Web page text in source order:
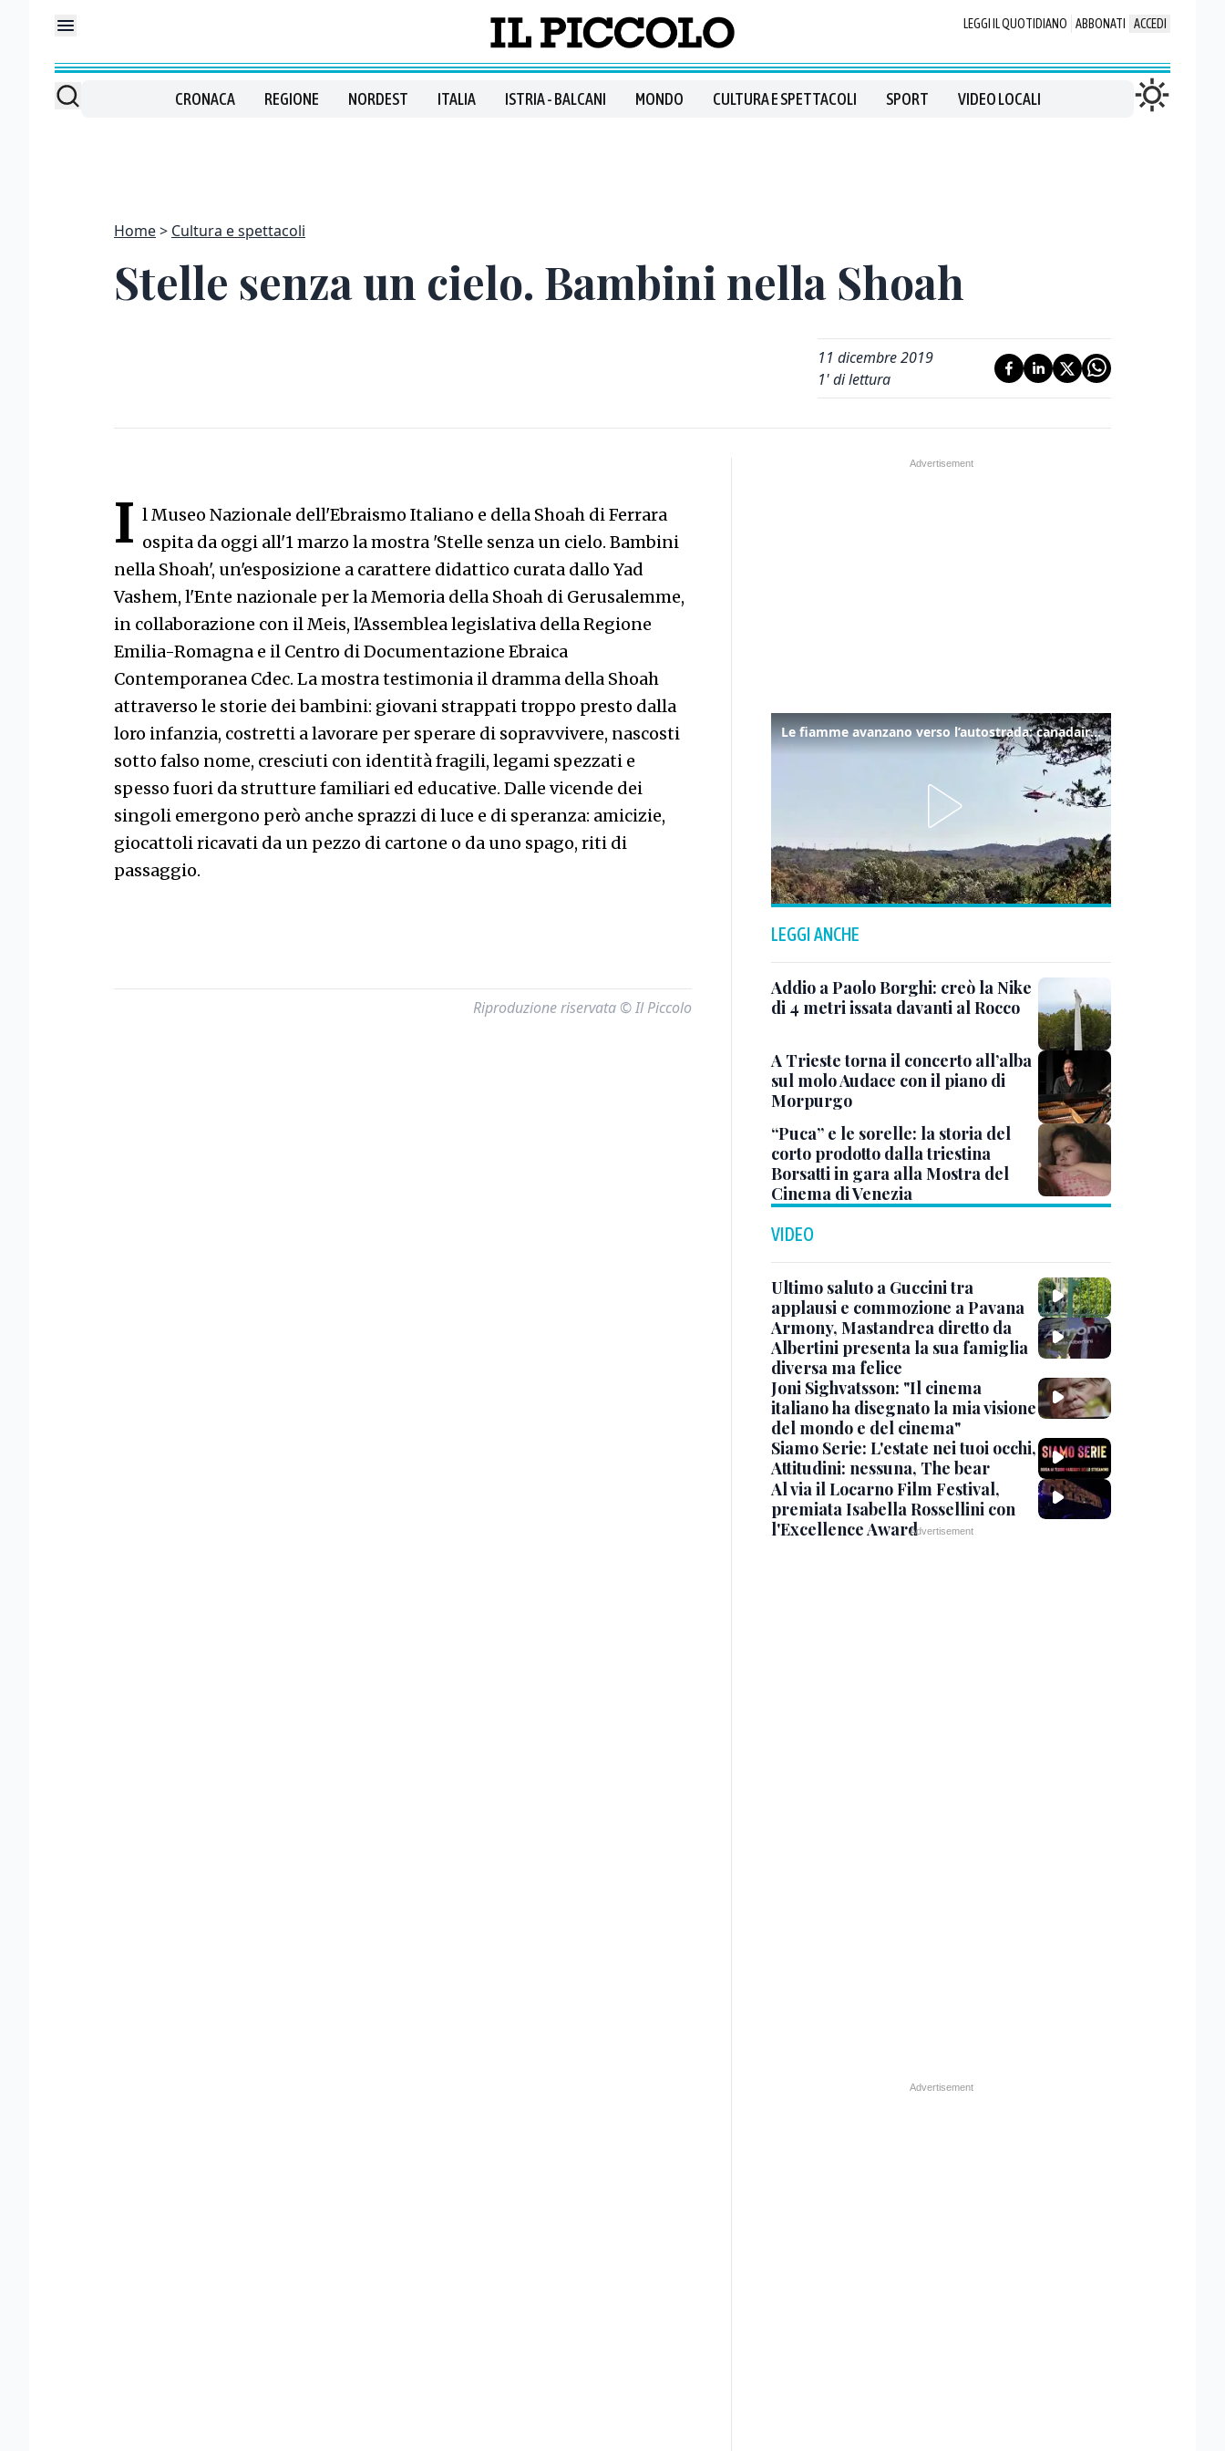
LEGGI IL QUOTIDIANO ABBONATI ACCEDI
CRONACA REGIONE NORDEST ITALIA ISTRIA - BALCANI MONDO CULTURA E SPETTACOLI SPORT VIDEO LOCALI
Home Cultura e spettacoli
Stelle senza un cielo. Bambini nella Shoah
11 dicembre 2019
1' di lettura
I l Museo Nazionale dell'Ebraismo Italiano e della Shoah di Ferrara
ospita da oggi all'1 marzo la mostra 'Stelle senza un cielo. Bambini
nella Shoah', un'esposizione a carattere didattico curata dallo Yad
Vashem, l'Ente nazionale per la Memoria della Shoah di Gerusalemme,
in collaborazione con il Meis, l'Assemblea legislativa della Regione
Emilia-Romagna e il Centro di Documentazione Ebraica
Contemporanea Cdec. La mostra testimonia il dramma della Shoah
attraverso le storie dei bambini: giovani strappati troppo presto dalla
loro infanzia, costretti a lavorare per sperare di sopravvivere, nascosti
sotto falso nome, cresciuti con identità fragili, legami spezzati e
spesso fuori da strutture familiari ed educative. Dalle vicende dei
singoli emergono però anche sprazzi di luce e di speranza: amicizie,
giocattoli ricavati da un pezzo di cartone o da uno spago, riti di
passaggio.
Riproduzione riservata © Il Piccolo
Le fiamme avanzano verso l’autostrada: canadair in azione tra Monfalcone e Duino
LEGGI ANCHE
Addio a Paolo Borghi: creò la Nike
di 4 metri issata davanti al Rocco
A Trieste torna il concerto all’alba
sul molo Audace con il piano di
Morpurgo
“Puca” e le sorelle: la storia del
corto prodotto dalla triestina
Borsatti in gara alla Mostra del
Cinema di Venezia
VIDEO
Ultimo saluto a Guccini tra
applausi e commozione a Pavana
Armony, Mastandrea diretto da
Albertini presenta la sua famiglia
diversa ma felice
Joni Sighvatsson: "Il cinema
italiano ha disegnato la mia visione
del mondo e del cinema"
Siamo Serie: L'estate nei tuoi occhi,
Attitudini: nessuna, The bear
Al via il Locarno Film Festival,
premiata Isabella Rossellini con
l'Excellence Award